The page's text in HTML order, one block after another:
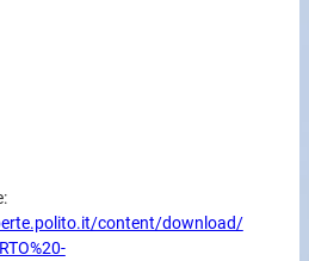
content/download/